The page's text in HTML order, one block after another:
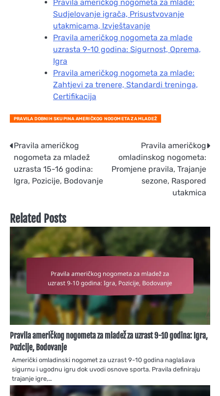
Pravila američkog nogometa za mlade:
Sudjelovanje igrača, Prisustvovanje
utakmicama, Izvještavanje
Pravila američkog nogometa za mlade
uzrasta 9-10 godina: Sigurnost, Oprema,
Igra
Pravila američkog nogometa za mlade:
Zahtjevi za trenere, Standardi treninga,
Certifikacija
PRAVILA DOBNIH SKUPINA AMERIČKOG NOGOMETA ZA MLADEŽ
Post
navigation
Pravila američkog
nogometa za mladež
uzrasta 15-16 godina:
Igra, Pozicije, Bodovanje
Pravila američkog
omladinskog nogometa:
Promjene pravila, Trajanje
sezone, Raspored
utakmica
Related Posts
Pravila američkog nogometa za mladež za uzrast 9-10 godina: Igra,
Pozicije, Bodovanje
Američki omladinski nogomet za uzrast 9-10 godina naglašava
sigurnu i ugodnu igru dok uvodi osnove sporta. Pravila definiraju
trajanje igre,…